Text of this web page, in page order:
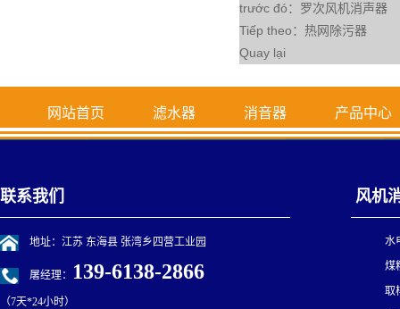
trước đó： 罗次风机消声器
Tiếp theo： 热网除污器
Quay lại
网站首页 滤水器 消音器 产品中心
联系我们
地址：江苏 东海县 张湾乡四营工业园
屠经理： 139-6138-2866
（7天*24小时）
风机
水
煤
取